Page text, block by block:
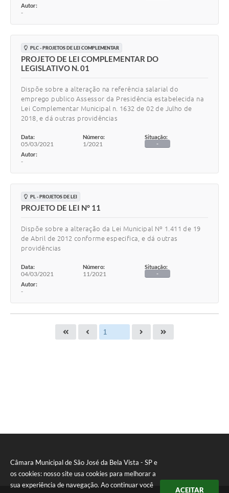
Câmara Municipal de São José da Bela Vista - SP e
os cookies: nosso site usa cookies para melhorar a
sua experiência de navegação. Ao continuar você
ACEITAR
Autor:
-
PLC - PROJETOS DE LEI COMPLEMENTAR
PROJETO DE LEI COMPLEMENTAR DO
LEGISLATIVO N. 01
Dispõe sobre a alteração na referência salarial do
emprego publico Assessor da Presidência estabelecida na
Lei Complementar Municipal n. 1632 de 02 de Julho de
2018, e dá outras providências
Data:
05/03/2021
Número:
1/2021
Situação:
-
Autor:
-
PL - PROJETOS DE LEI
PROJETO DE LEI N° 11
Dispõe sobre a alteração da Lei Municipal Nº 1.411 de 19
de Abril de 2012 conforme especifica, e dá outras
providências
Data:
04/03/2021
Número:
11/2021
Situação:
-
Autor:
-